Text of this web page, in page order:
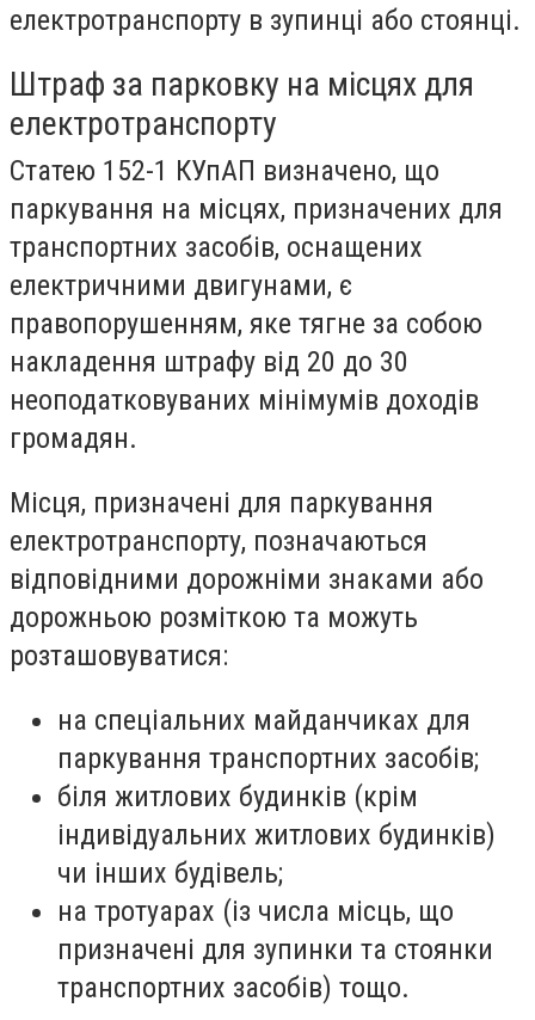
електротранспорту в зупинці або стоянці.
Штраф за парковку на місцях для
електротранспорту
Статею 152-1 КУпАП визначено, що
паркування на місцях, призначених для
транспортних засобів, оснащених
електричними двигунами, є
правопорушенням, яке тягне за собою
накладення штрафу від 20 до 30
неоподатковуваних мінімумів доходів
громадян.
Місця, призначені для паркування
електротранспорту, позначаються
відповідними дорожніми знаками або
дорожньою розміткою та можуть
розташовуватися:
на спеціальних майданчиках для
паркування транспортних засобів;
біля житлових будинків (крім
індивідуальних житлових будинків)
чи інших будівель;
на тротуарах (із числа місць, що
призначені для зупинки та стоянки
транспортних засобів) тощо.